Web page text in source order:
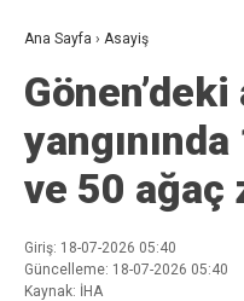
Ana Sayfa › Asayiş
ve 50 ağaç
Giriş: 18-07-2026 05:40
Güncelleme: 18-07-2026 05:40
Kaynak: İHA